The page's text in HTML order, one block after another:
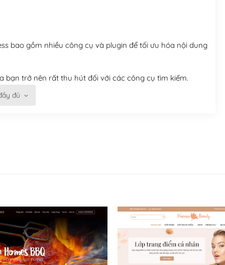
bao gồm nhiều công cụ và plugin để tối ưu hóa nội dung
bạn trở nên rất thu hút đối với các công cụ tìm kiếm.
lồ được kiểm duyệt bởi các nhân viên và những người
đủ